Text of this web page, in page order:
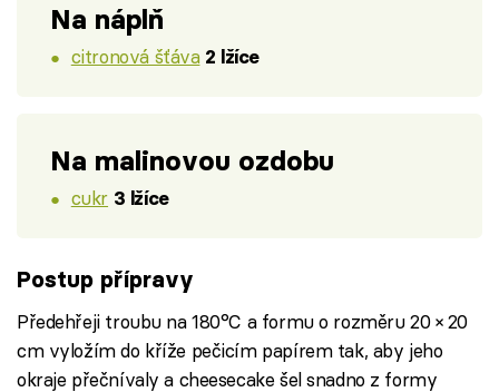
Na náplň
citronová šťáva 2 lžíce
Na malinovou ozdobu
cukr 3 lžíce
Postup přípravy
Předehřeji troubu na 180°C a formu o rozměru 20 × 20
cm vyložím do kříže pečicím papírem tak, aby jeho
okraje přečnívaly a cheesecake šel snadno z formy